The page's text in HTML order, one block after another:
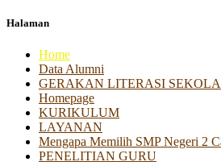
Halaman
Home
Data Alumni
GERAKAN LITERASI
Homepage
KURIKULUM
LAYANAN
Mengapa Memilih SMP Negeri 2
PENELITIAN GURU